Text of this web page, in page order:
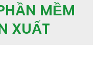
MỀM
XUẤT